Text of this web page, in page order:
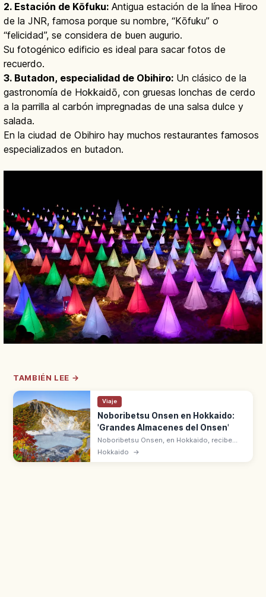
2. Estación de Kōfuku: Antigua estación de la línea Hiroo
de la JNR, famosa porque su nombre, “Kōfuku” o
“felicidad”, se considera de buen augurio.
Su fotogénico edificio es ideal para sacar fotos de
recuerdo.
3. Butadon, especialidad de Obihiro: Un clásico de la
gastronomía de Hokkaidō, con gruesas lonchas de cerdo
a la parrilla al carbón impregnadas de una salsa dulce y
salada.
En la ciudad de Obihiro hay muchos restaurantes famosos
especializados en butadon.
TAMBIÉN LEE →
Viaje
Noboribetsu Onsen en Hokkaido:
'Grandes Almacenes del Onsen'
Noboribetsu Onsen, en Hokkaido, recibe
aguas del Jigoku-dani (Valle del Infierno).
Hokkaido →